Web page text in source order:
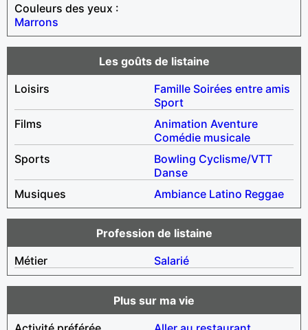
Couleurs des yeux :
Marrons
Les goûts de listaine
Loisirs
Famille Soirées entre amis
Sport
Films
Animation Aventure
Comédie musicale
Sports
Bowling Cyclisme/VTT
Danse
Musiques
Ambiance Latino Reggae
Profession de listaine
Métier
Salarié
Plus sur ma vie